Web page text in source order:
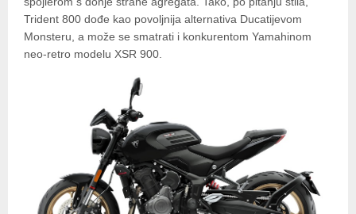
Trident 800 dođe kao povoljnija alternativa Ducatijevom
Monsteru, a može se smatrati i konkurentom Yamahinom
neo-retro modelu XSR 900.